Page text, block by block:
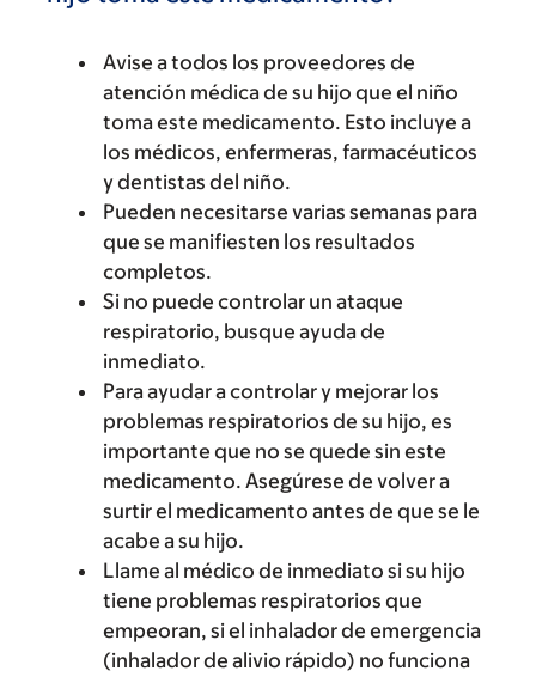
Avise a todos los proveedores de
atención médica de su hijo que el niño
toma este medicamento. Esto incluye a
los médicos, enfermeras, farmacéuticos
y dentistas del niño.
Pueden necesitarse varias semanas para
que se manifiesten los resultados
completos.
Si no puede controlar un ataque
respiratorio, busque ayuda de
inmediato.
Para ayudar a controlar y mejorar los
problemas respiratorios de su hijo, es
importante que no se quede sin este
medicamento. Asegúrese de volver a
surtir el medicamento antes de que se le
acabe a su hijo.
Llame al médico de inmediato si su hijo
tiene problemas respiratorios que
empeoran, si el inhalador de emergencia
(inhalador de alivio rápido) no funciona